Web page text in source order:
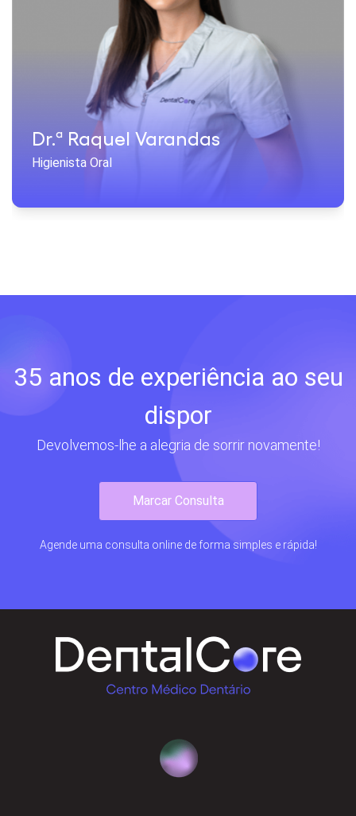
Dr.ª Raquel Varandas
Higienista Oral
35 anos de experiência ao seu
dispor
Devolvemos-lhe a alegria de sorrir novamente!
Marcar Consulta
Agende uma consulta online de forma simples e rápida!